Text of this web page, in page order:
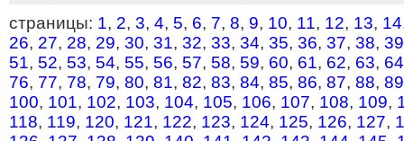
страницы: 1, 2, 3, 4, 5, 6, 7, 8, 9, 10, 11, 12, 13, 14
26, 27, 28, 29, 30, 31, 32, 33, 34, 35, 36, 37, 38, 39
51, 52, 53, 54, 55, 56, 57, 58, 59, 60, 61, 62, 63, 64
76, 77, 78, 79, 80, 81, 82, 83, 84, 85, 86, 87, 88, 89
100, 101, 102, 103, 104, 105, 106, 107, 108, 109,
118, 119, 120, 121, 122, 123, 124, 125, 126, 127,